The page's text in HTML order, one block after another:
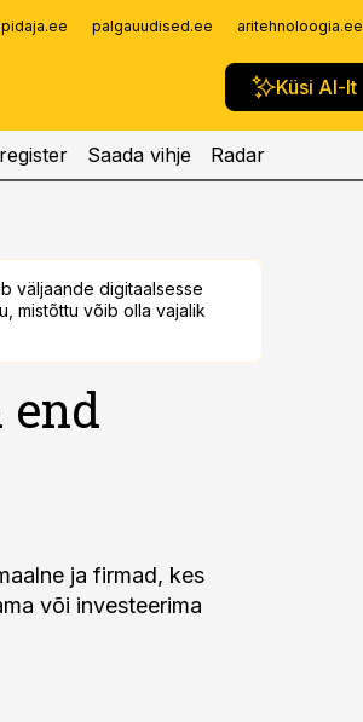
palgauudised.ee aritehnoloogia.ee
Küsi AI-lt
Saada vihje Radar
väljaande digitaalsesse
mistõttu võib olla vajalik
ja firmad, kes
või investeerima